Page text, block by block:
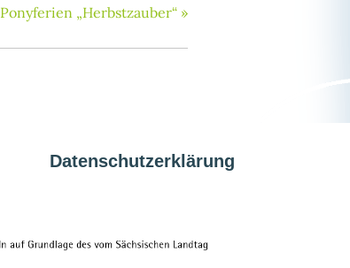
Ponyferien „Herbstzauber“ »
Datenschutzerklärung